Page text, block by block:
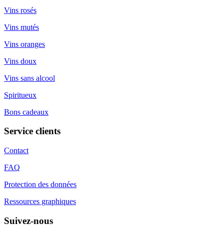
Vins rosés
Vins mutés
Vins oranges
Vins doux
Vins sans alcool
Spiritueux
Bons cadeaux
Service clients
Contact
FAQ
Protection des données
Ressources graphiques
Suivez-nous